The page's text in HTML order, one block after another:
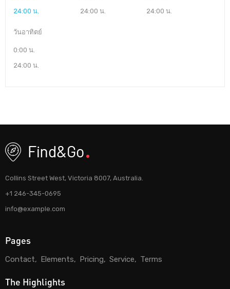
24:00 น.
24:00 น.
24:00 น.
วันอาทิตย์
0:00 น.
24:00 น.
Collins Street West, Victoria 8007, Australia.
+1 246-345-0695
info@example.com
Pages
Contact Elements Pricing Service Terms
The Highlights